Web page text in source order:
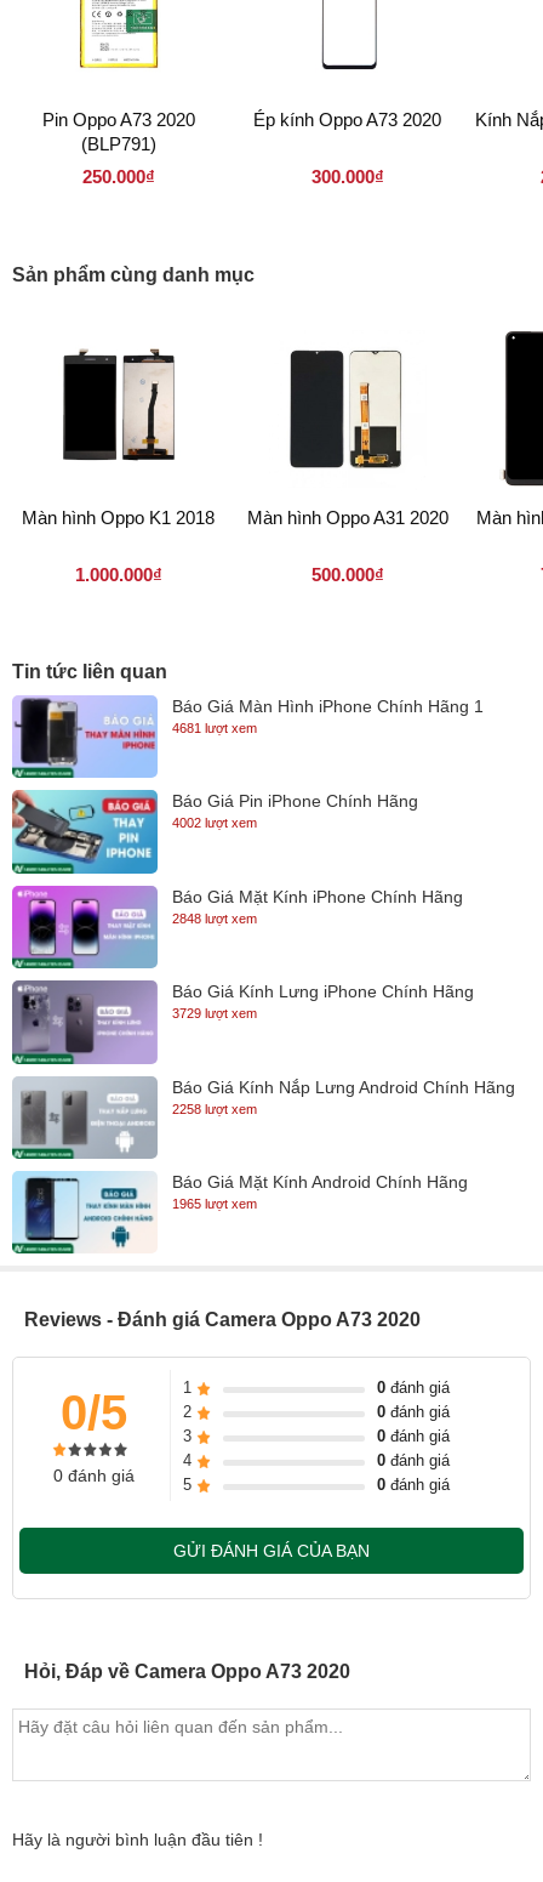
Pin Oppo A73 2020
(BLP791)
250.000₫
Ép kính Oppo A73 2020
300.000₫
Kính
Sản phẩm cùng danh mục
Màn hình Oppo K1 2018
1.000.000₫
Màn hình Oppo A31 2020
500.000₫
Màn
Tin tức liên quan
Báo Giá Màn Hình iPhone Chính Hãng 1
4681 lượt xem
Báo Giá Pin iPhone Chính Hãng
4002 lượt xem
Báo Giá Mặt Kính iPhone Chính Hãng
2848 lượt xem
Báo Giá Kính Lưng iPhone Chính Hãng
3729 lượt xem
Báo Giá Kính Nắp Lưng Android Chính Hãng
2258 lượt xem
Báo Giá Mặt Kính Android Chính Hãng
1965 lượt xem
Reviews - Đánh giá Camera Oppo A73 2020
0/5
0 đánh giá
1 0đánh giá
2
0đánh giá
3
0đánh giá
4
0đánh giá
5
0đánh giá
GỬI ĐÁNH GIÁ CỦA BẠN
Hỏi, Đáp về Camera Oppo A73 2020
Hãy là người bình luận đầu tiên !